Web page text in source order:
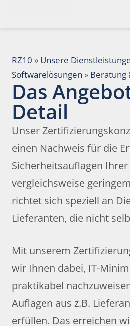
RZ10 » Unsere
Softwarelösungen » Beratung
Das
Detail
Unser
einen Nachweis für die
Sicherheitsauflagen
vergleichsweise
richtet sich speziell an
Lieferanten, die nicht
Mit unserem
wir Ihnen dabei, IT-
praktikabel
Auflagen aus z.B.
erfüllen. Das erreichen